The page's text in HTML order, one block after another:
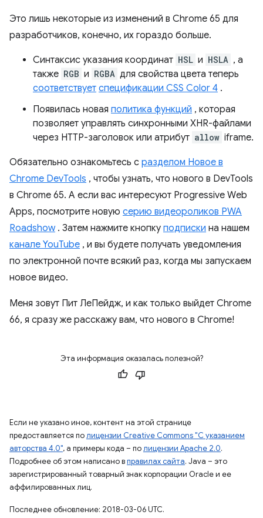
Это лишь некоторые из изменений в Chrome 65 для
разработчиков, конечно, их гораздо больше.
Синтаксис указания координат HSL и HSLA , а
также RGB и RGBA для свойства цвета теперь
соответствует спецификации CSS Color 4 .
Появилась новая политика функций , которая
позволяет управлять синхронными XHR-файлами
через HTTP-заголовок или атрибут allow iframe.
Обязательно ознакомьтесь с разделом Новое в
Chrome DevTools , чтобы узнать, что нового в DevTools
в Chrome 65. А если вас интересуют Progressive Web
Apps, посмотрите новую серию видеороликов PWA
Roadshow. Затем нажмите кнопку подписки на нашем
канале YouTube , и вы будете получать уведомления
по электронной почте всякий раз, когда мы запускаем
новое видео.
Меня зовут Пит ЛеПейдж, и как только выйдет Chrome
66, я сразу же расскажу вам, что нового в Chrome!
Эта информация оказалась полезной?
Если не указано иное, контент на этой странице
предоставляется полицензии Creative Commons "С указанием
авторства 4.0", а примеры кода – полицензии Apache 2.0.
Подробнее об этом написано вправилах сайта. Java – это
зарегистрированный товарный знак корпорации Oracle и ее
аффилированных лиц.
Последнее обновление: 2018-03-06 UTC.